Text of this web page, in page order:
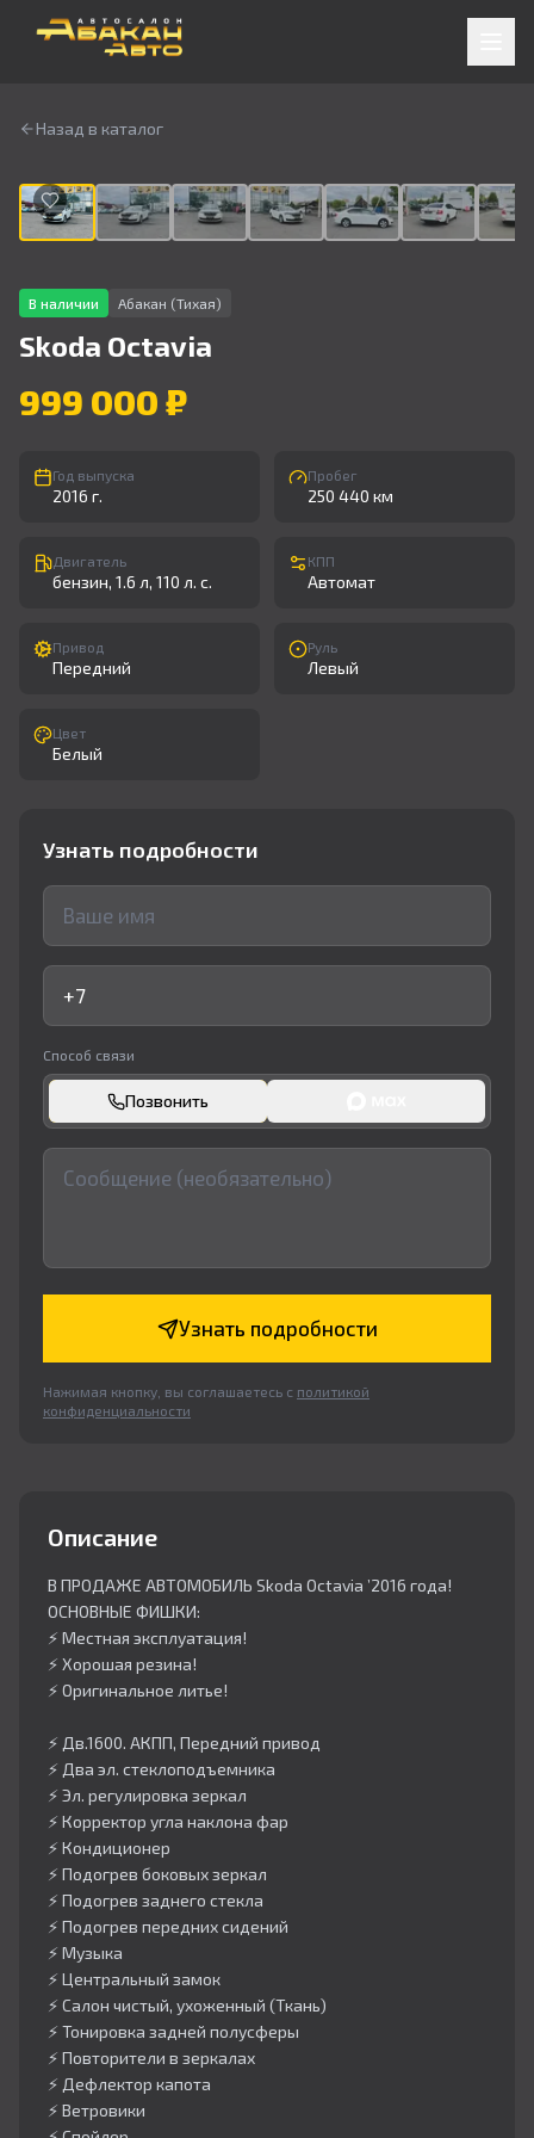
Назад в каталог
В наличии Абакан (Тихая)
Skoda Octavia
999 000 ₽
Год выпуска
2016 г.
Пробег
250 440 км
Двигатель
бензин, 1.6 л, 110 л. с.
КПП
Автомат
Привод
Передний
Руль
Левый
Цвет
Белый
Узнать подробности
Способ связи
Позвонить
Узнать подробности
Нажимая кнопку, вы соглашаетесь с политикой
конфиденциальности
Описание
В ПРОДАЖЕ АВТОМОБИЛЬ Skoda Octavia ’2016 года!
ОСНОВНЫЕ ФИШКИ:
⚡️ Местная эксплуатация!
⚡️ Хорошая резина!
⚡️ Оригинальное литье!
⚡️ Дв.1600. АКПП, Передний привод
⚡️ Два эл. стеклоподъемника
⚡️ Эл. регулировка зеркал
⚡️ Корректор угла наклона фар
⚡️ Кондиционер
⚡️ Подогрев боковых зеркал
⚡️ Подогрев заднего стекла
⚡️ Подогрев передних сидений
⚡️ Музыка
⚡️ Центральный замок
⚡️ Салон чистый, ухоженный (Ткань)
⚡️ Тонировка задней полусферы
⚡️ Повторители в зеркалах
⚡️ Дефлектор капота
⚡️ Ветровики